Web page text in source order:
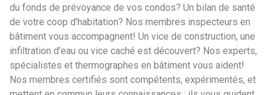
du fonds de prévoyance de vos condos? Un bilan de santé
de votre coop d’habitation? Nos membres inspecteurs en
bâtiment vous accompagnent! Un vice de construction, une
infiltration d’eau ou vice caché est découvert? Nos experts,
spécialistes et thermographes en bâtiment vous aident!
Nos membres certifiés sont compétents, expérimentés, et